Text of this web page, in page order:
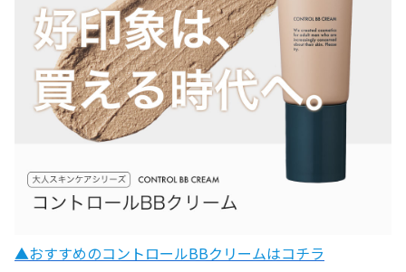
▲おすすめのコントロールBBクリームはコチラ